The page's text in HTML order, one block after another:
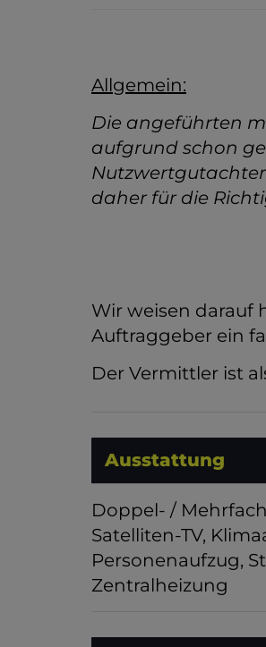
Allgemein:
Die angeführten m
aufgrund schon
daher für die
Wir weisen darauf
Auftraggeber ein
Der Vermittler ist
Ausstattung
Doppel- /
Satelliten-TV
Personenaufzug
Zentralheizung